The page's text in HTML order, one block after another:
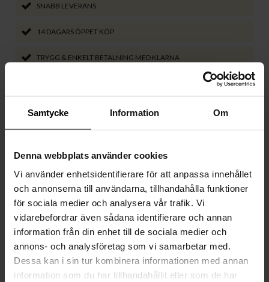
Samtycke Information Om
Denna webbplats använder cookies
Vi använder enhetsidentifierare för att anpassa innehållet
och annonserna till användarna, tillhandahålla funktioner
för sociala medier och analysera vår trafik. Vi
vidarebefordrar även sådana identifierare och annan
information från din enhet till de sociala medier och
annons- och analysföretag som vi samarbetar med.
Dessa kan i sin tur kombinera informationen med annan
information som du har tillhandahållit eller som de har
SNABB LEVERANS
14 DAGARS ÖPPET KÖP
TRYGG & ENKELT BETALNING MED KLARNA
Specifikationer
Egenskaper
Transformator
Dimmer
Ljuskälla